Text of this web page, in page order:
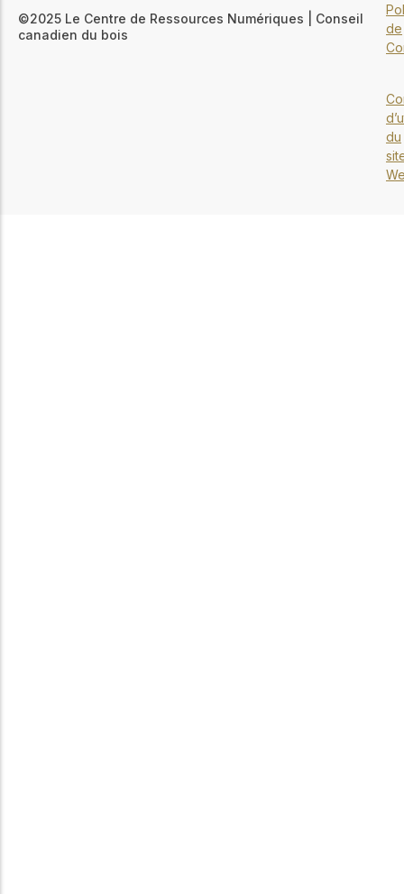
©2025 Le Centre de Ressources Numériques | Conseil
canadien du bois
de
du